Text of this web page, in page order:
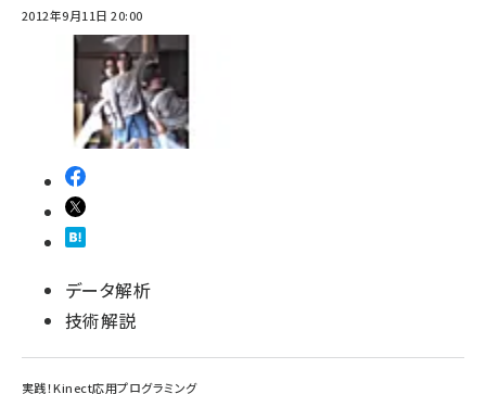
2012年9月11日 20:00
データ解析
技術解説
実践！Kinect応用プログラミング